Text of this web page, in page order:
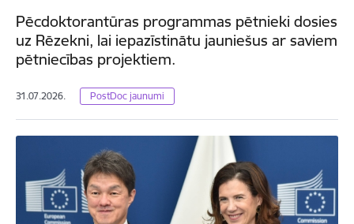
Pēcdoktorantūras programmas pētnieki dosies
uz Rēzekni, lai iepazīstinātu jauniešus ar saviem
pētniecības projektiem.
31.07.2026. PostDoc jaunumi